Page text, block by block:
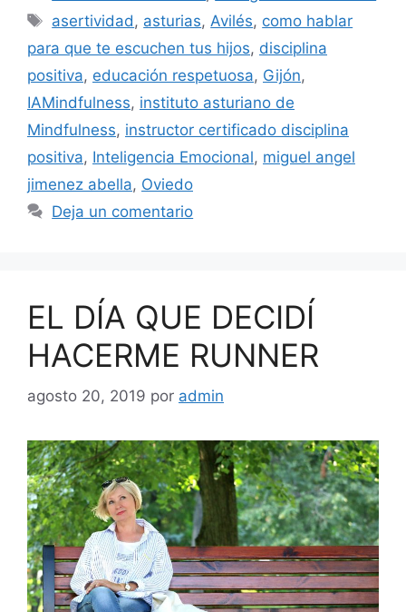
asertividad, asturias,Avilés, como hablar
para que te escuchen tus hijos, disciplina
positiva, educación respetuosa, Gijón,
IAMindfulness, instituto asturiano de
Mindfulness, instructor certificado disciplina
positiva, Inteligencia Emocional, miguel angel
jimenez abella, Oviedo
Deja un comentario
EL DÍA QUE DECIDÍ
HACERME RUNNER
agosto 20, 2019 por admin